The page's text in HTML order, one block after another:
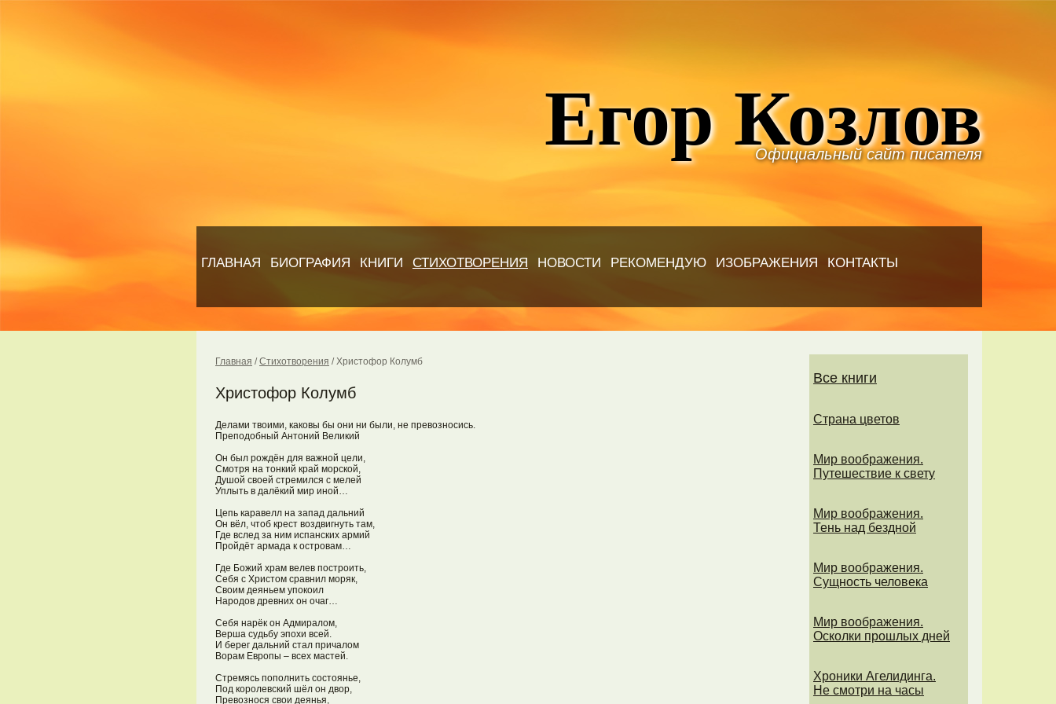
Егор Козлов
Официальный сайт писателя
ГЛАВНАЯ БИОГРАФИЯ КНИГИ СТИХОТВОРЕНИЯ НОВОСТИ РЕКОМЕНДУЮ ИЗОБРАЖЕНИЯ КОНТАКТЫ
Главная /Стихотворения /Христофор Колумб
Христофор Колумб
Делами твоими, каковы бы они ни были, не превозносись.
Преподобный Антоний Великий
Он был рождён для важной цели,
Смотря на тонкий край морской,
Душой своей стремился с мелей
Уплыть в далёкий мир иной…
Цепь каравелл на запад дальний
Он вёл, чтоб крест воздвигнуть там,
Где вслед за ним испанских армий
Пройдёт армада к островам…
Где Божий храм велев построить,
Себя с Христом сравнил моряк,
Своим деяньем упокоил
Народов древних он очаг…
Себя нарёк он Адмиралом,
Верша судьбу эпохи всей.
И берег дальний стал причалом
Ворам Европы – всех мастей.
Стремясь пополнить состоянье,
Под королевский шёл он двор,
Превознося свои деянья,
Все книги
Страна цветов
Мир воображения.
Путешествие к свету
Мир воображения.
Тень над бездной
Мир воображения.
Сущность человека
Мир воображения.
Осколки прошлых дней
Хроники Агелидинга.
Не смотри на часы